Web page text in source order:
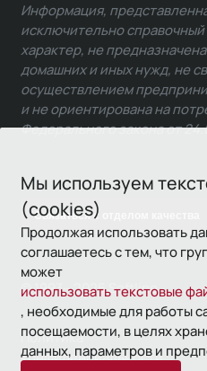
Мы используем
(cookies)
Продолжая использовать
соглашаетесь с тем, что
может
использовать текстовые
, необходимые для работы
посещаемости, в целях
данных, параметров и
Связаться с отделом качества
Информация,
исключительно
характер, не
домашних и иных нужд, не
осуществлением
и не ориентирована на
Федерального закона от
© 1993—2026 Softline
Политика
конфиденциальности